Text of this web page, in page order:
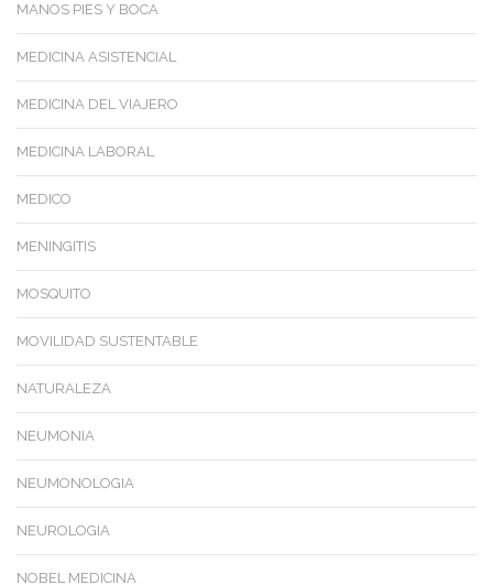
MANOS PIES Y BOCA
MEDICINA ASISTENCIAL
MEDICINA DEL VIAJERO
MEDICINA LABORAL
MEDICO
MENINGITIS
MOSQUITO
MOVILIDAD SUSTENTABLE
NATURALEZA
NEUMONIA
NEUMONOLOGIA
NEUROLOGIA
NOBEL MEDICINA